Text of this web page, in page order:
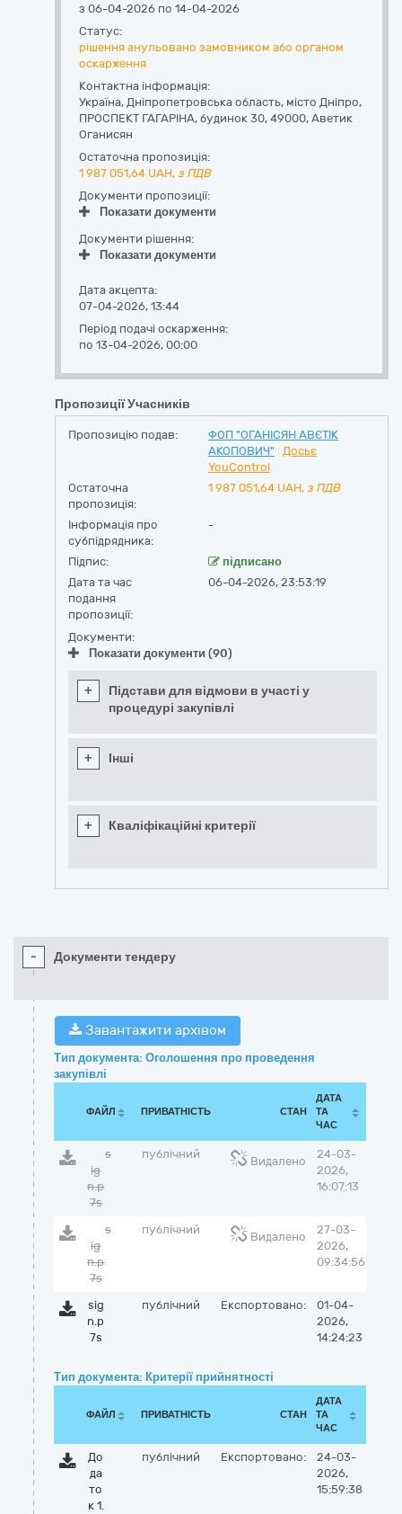
з 06-04-2026 по 14-04-2026
Статус:
рішення анульовано замовником або органом
оскарження
Контактна інформація:
Україна, Дніпропетровська область, місто Дніпро,
ПРОСПЕКТ ГАГАРІНА, будинок 30, 49000, Аветик
Оганисян
Остаточна пропозиція:
1 987 051,64 UAH, з ПДВ
Документи пропозиції:
Показати документи
Документи рішення:
Показати документи
Дата акцепта:
07-04-2026, 13:44
Період подачі оскарження:
по 13-04-2026, 00:00
Пропозиції Учасників
Пропозицію подав:
ФОП "ОГАНІСЯН АВЄТІК
АКОПОВИЧ"
Досьє
YouControl
Остаточна
пропозиція:
1 987 051,64 UAH, з ПДВ
Інформація про
субпідрядника:
-
Підпис:
підписано
Дата та час
подання
пропозиції:
06-04-2026, 23:53:19
Документи:
Показати документи (90)
+
Підстави для відмови в участі у
процедурі закупівлі
+ Інші
+ Кваліфікаційні критерії
- Документи тендеру
Завантажити архівом
Тип документа: Оголошення про проведення
закупівлі
ФАЙЛ ПРИВАТНІСТЬ СТАН
ДАТА
ТА
ЧАС
s
ig
n.p
7s
публічний
Видалено
24-03-
2026,
16:07:13
s
ig
n.p
7s
публічний
Видалено
27-03-
2026,
09:34:56
sig
n.p
7s
публічний Експортовано:
01-04-
2026,
14:24:23
Тип документа: Критерії прийнятності
ФАЙЛ ПРИВАТНІСТЬ СТАН
ДАТА
ТА
ЧАС
До
да
то
к 1.
публічний Експортовано:
24-03-
2026,
15:59:38